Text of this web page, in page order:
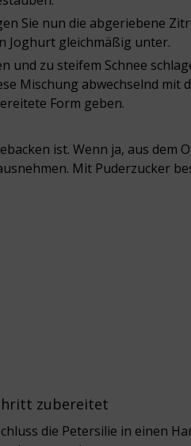
Sie nun die abgeriebene
Joghurt gleichmäßig unter.
und zu steifem Schnee
Mischung abwechselnd mit
Form geben.
ist. Wenn ja, aus dem
Mit Puderzucker
zubereitet
die Petersilie in einen